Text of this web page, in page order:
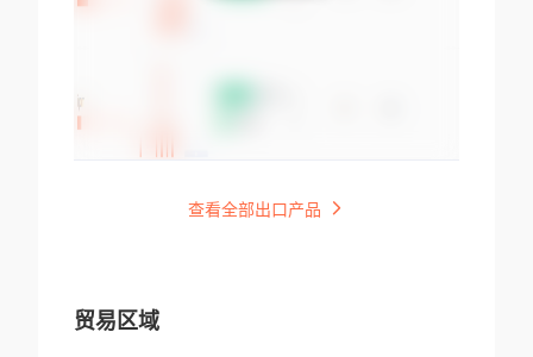
查看全部出口产品
贸易区域